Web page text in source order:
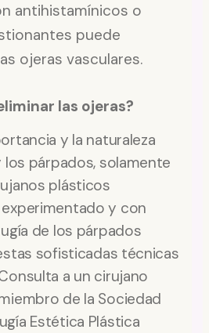
antihistamínicos o
puede
ojeras vasculares.
las ojeras?
y la naturaleza
párpados, solamente
plásticos
y con
de los párpados
sofisticadas técnicas
a un cirujano
de la Sociedad
Estética Plástica